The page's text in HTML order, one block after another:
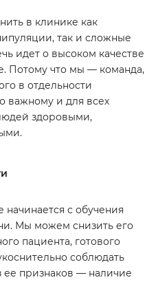
в клинике как
так и сложные
идет о высоком качестве
Потому что мы — команда,
в отдельности
важному и для всех
здоровыми,
начинается с обучения
Мы можем снизить его
пациента, готового
соблюдать
ее признаков — наличие